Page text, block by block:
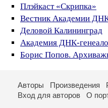
Плэйкаст «Скрипка»
Вестник Академии
Деловой Калининград
Академия ДНК-
Борис Попов.
Авторы Произведения
Вход для авторов
О